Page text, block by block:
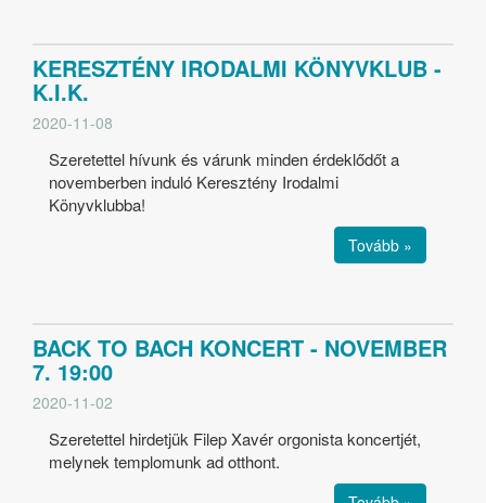
KERESZTÉNY IRODALMI KÖNYVKLUB -
K.I.K.
2020-11-08
Szeretettel hívunk és várunk minden érdeklődőt a
novemberben induló Keresztény Irodalmi
Könyvklubba!
Tovább »
BACK TO BACH KONCERT - NOVEMBER
7. 19:00
2020-11-02
Szeretettel hirdetjük Filep Xavér orgonista koncertjét,
melynek templomunk ad otthont.